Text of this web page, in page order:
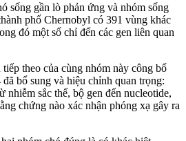
sống gần lò phản ứng và nhóm sống
phố Chernobyl có 391 vùng khác
đó một số chỉ đến các gen liên quan
theo của cùng nhóm này công bố
đã bổ sung và hiệu chỉnh quan trọng:
nhiễm sắc thể, bộ gen đến nucleotide,
chứng nào xác nhận phóng xạ gây ra